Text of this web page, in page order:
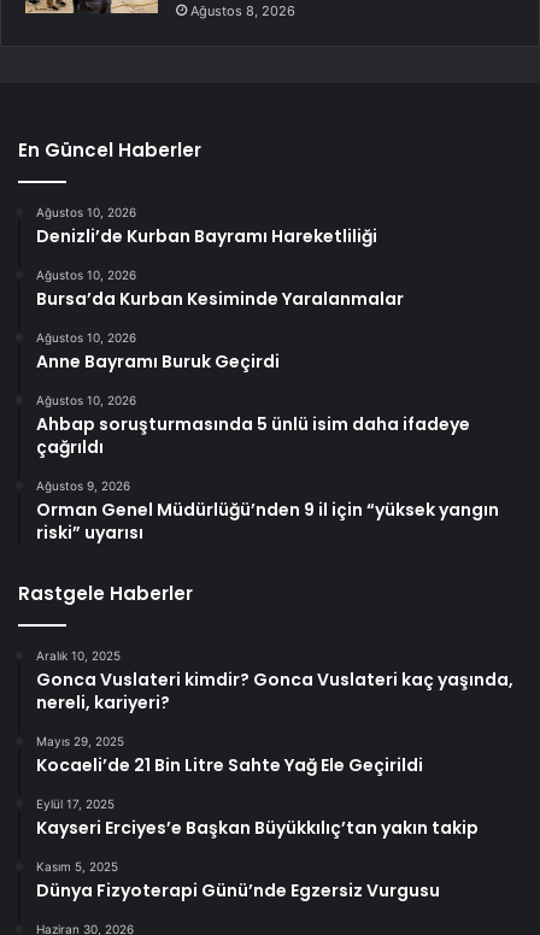
Ağustos 8, 2026
En Güncel Haberler
Ağustos 10, 2026
Denizli’de Kurban Bayramı Hareketliliği
Ağustos 10, 2026
Bursa’da Kurban Kesiminde Yaralanmalar
Ağustos 10, 2026
Anne Bayramı Buruk Geçirdi
Ağustos 10, 2026
Ahbap soruşturmasında 5 ünlü isim daha ifadeye
çağrıldı
Ağustos 9, 2026
Orman Genel Müdürlüğü’nden 9 il için “yüksek yangın
riski” uyarısı
Rastgele Haberler
Aralık 10, 2025
Gonca Vuslateri kimdir? Gonca Vuslateri kaç yaşında,
nereli, kariyeri?
Mayıs 29, 2025
Kocaeli’de 21 Bin Litre Sahte Yağ Ele Geçirildi
Eylül 17, 2025
Kayseri Erciyes’e Başkan Büyükkılıç’tan yakın takip
Kasım 5, 2025
Dünya Fizyoterapi Günü’nde Egzersiz Vurgusu
Haziran 30, 2026